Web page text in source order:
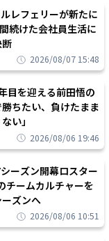
レフェリーが新たに
続けた会社員生活に
2026/08/07 15:48
目を迎える前田悟の
ちたい、負けたまま
い」
2026/08/06 19:46
ーズン開幕ロスター
チームカルチャーを
ズンへ
2026/08/06 10:51